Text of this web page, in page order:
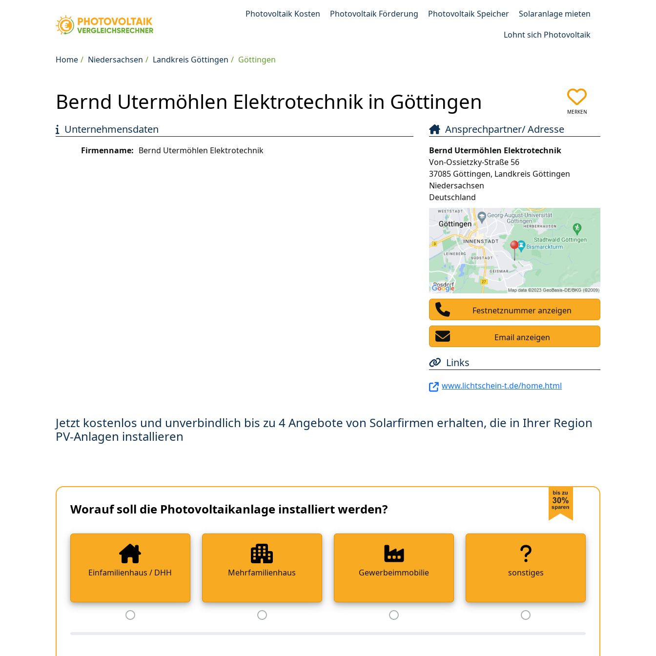
Photovoltaik Kosten Photovoltaik Förderung Photovoltaik Speicher
Solaranlage mieten
Lohnt sich Photovoltaik
Home Niedersachsen Landkreis Göttingen Göttingen
Bernd Utermöhlen Elektrotechnik in Göttingen MERKEN
Unternehmensdaten
Firmenname: Bernd Utermöhlen Elektrotechnik
Ansprechpartner/ Adresse
Bernd Utermöhlen Elektrotechnik
Von-Ossietzky-Straße 56
37085 Göttingen, Landkreis Göttingen
Niedersachsen
Deutschland
Festnetznummer anzeigen
Email anzeigen
Links
www.lichtschein-t.de/home.html
Jetzt kostenlos und unverbindlich bis zu 4 Angebote von Solarfirmen erhalten, die in Ihrer Region
PV-Anlagen installieren
Worauf soll die Photovoltaikanlage installiert werden?
Einfamilienhaus / DHH Mehrfamilienhaus Gewerbeimmobilie sonstiges